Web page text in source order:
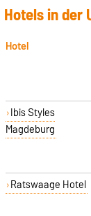
Hotels in der
Hotel
Ibis Styles
Magdeburg
Ratswaage Hotel